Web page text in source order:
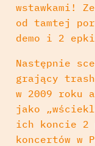
wstawkami!
od tamtej
demo i 2
Następnie
grający
w 2009 roku
jako
ich koncie 2
koncertów w